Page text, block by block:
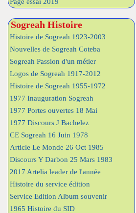
Sogreah Histoire
Histoire de Sogreah 1923-2003
Nouvelles de Sogreah Coteba
Sogreah Passion d'un métier
Logos de Sogreah 1917-2012
Histoire de Sogreah 1955-1972
1977 Inauguration Sogreah
1977 Portes ouvertes 18 Mai
1977 Discours J Bachelez
CE Sogreah 16 Juin 1978
Article Le Monde 26 Oct 1985
Discours Y Darbon 25 Mars 1983
2017 Artelia leader de l'année
Histoire du service édition
Service Edition Album souvenir
1965 Histoire du SID